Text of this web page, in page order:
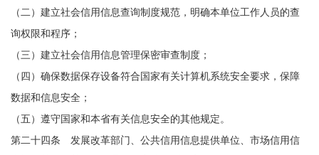
（二）建立社会信用信息查询制度规范，明确本单位工作人员的查
询权限和程序；
（三）建立社会信用信息管理保密审查制度；
（四）确保数据保存设备符合国家有关计算机系统安全要求，保障
数据和信息安全；
（五）遵守国家和本省有关信息安全的其他规定。
第二十四条 发展改革部门、公共信用信息提供单位、市场信用信